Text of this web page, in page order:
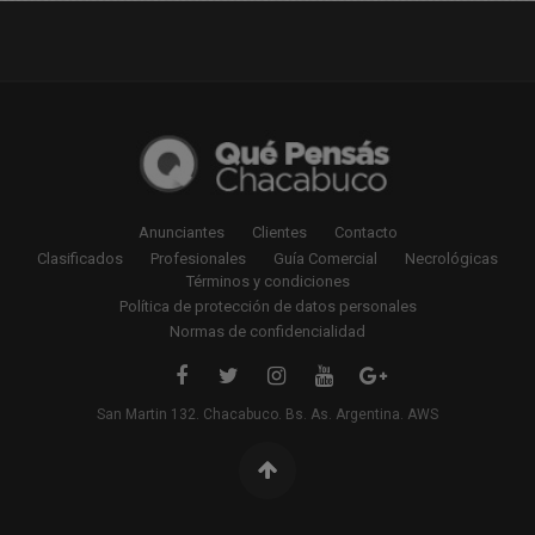
Anunciantes Clientes
Contacto
Clasificados
Profesionales Guía Comercial
Necrológicas
Términos y condiciones
Política de protección de datos personales
Normas de confidencialidad
San Martin 132. Chacabuco. Bs. As. Argentina. AWS